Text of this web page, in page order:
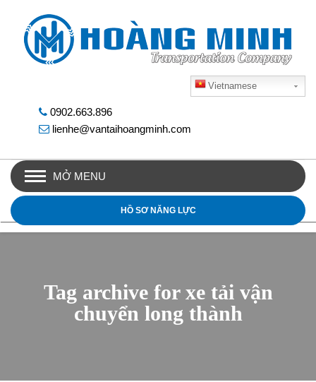
Vietnamese
0902.663.896
lienhe@vantaihoangminh.com
MỞ MENU
HỒ SƠ NĂNG LỰC
Tag archive for xe tải vận
chuyển long thành